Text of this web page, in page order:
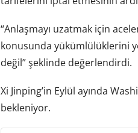
“Anlaşmayı uzatmak için
konusunda yükümlülüklerini
değil” şeklinde değerlendirdi.
Xi Jinping’in Eylül ayında
bekleniyor.